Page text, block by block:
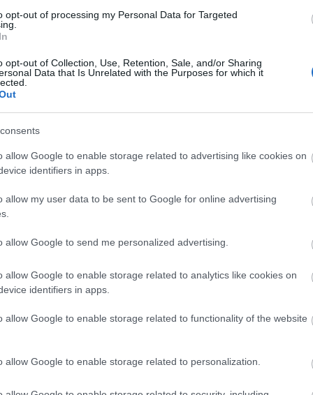
opt-out of processing my Personal Data for Targeted
opt-out of Collection, Use, Retention, Sale, and/or Sharing
Data that Is Unrelated with the Purposes for which it
allow Google to enable storage related to advertising like cookies on
identifiers in apps.
allow my user data to be sent to Google for online advertising
allow Google to send me personalized advertising.
allow Google to enable storage related to analytics like cookies on
identifiers in apps.
allow Google to enable storage related to functionality of the website
allow Google to enable storage related to personalization.
abba, hogy néztem, hogyan játszanak a
ez egy társalgási darab, kifejezetten nagy
működjenek a poénok. Soha nem játszottam
műfaj. Pláne közéleti témában. Másrészt a
áll tőlem: ő higgadt, zárt, vág az agya, én meg
mindent. Nekem ő nagy melót jelentett, még
játszani, akit ösztönből meg tudok fogni.